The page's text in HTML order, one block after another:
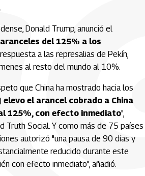
Donald Trump, anunció el
del 125% a los
a las represalias de Pekín,
al resto del mundo al 10%.
que China ha mostrado hacia los
elevo el arancel cobrado a China
125%, con efecto inmediato",
Truth Social. Y como más de 75 países
autorizó "una pausa de 90 días y
reducido durante este
con efecto inmediato", añadió.